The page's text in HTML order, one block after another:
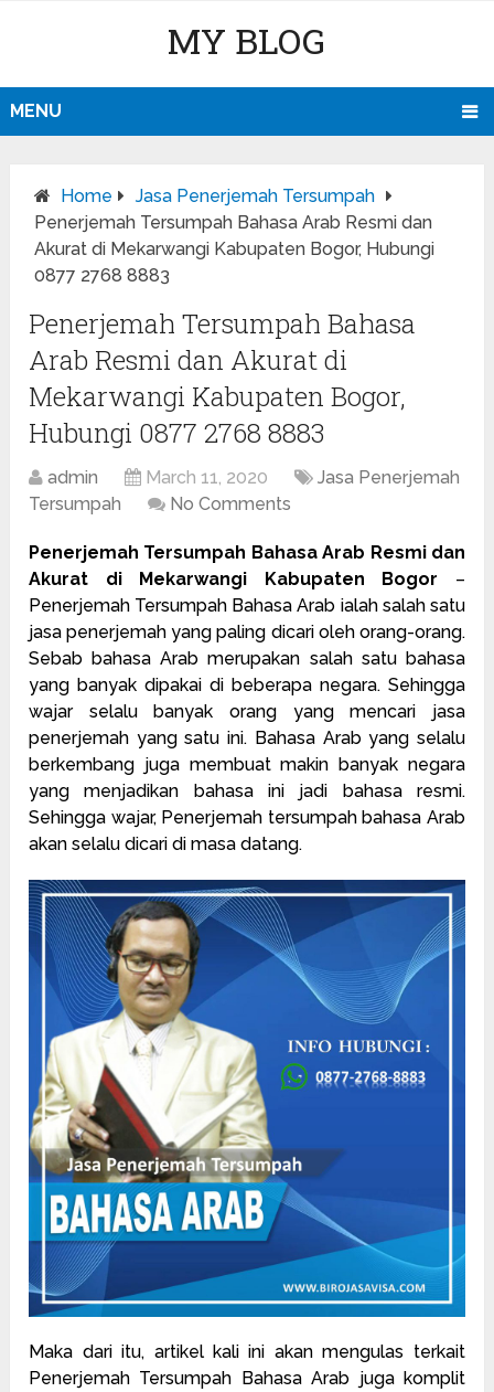
MY BLOG
MENU
Home
Jasa Penerjemah Tersumpah
Penerjemah Tersumpah Bahasa Arab Resmi dan
Akurat di Mekarwangi Kabupaten Bogor, Hubungi
0877 2768 8883
Penerjemah Tersumpah Bahasa
Arab Resmi dan Akurat di
Mekarwangi Kabupaten Bogor,
Hubungi 0877 2768 8883
admin March 11, 2020
Jasa Penerjemah
Tersumpah
No Comments
Penerjemah Tersumpah Bahasa Arab Resmi dan
Akurat di Mekarwangi Kabupaten Bogor –
Penerjemah Tersumpah Bahasa Arab ialah salah satu
jasa penerjemah yang paling dicari oleh orang-orang.
Sebab bahasa Arab merupakan salah satu bahasa
yang banyak dipakai di beberapa negara. Sehingga
wajar selalu banyak orang yang mencari jasa
penerjemah yang satu ini. Bahasa Arab yang selalu
berkembang juga membuat makin banyak negara
yang menjadikan bahasa ini jadi bahasa resmi.
Sehingga wajar, Penerjemah tersumpah bahasa Arab
akan selalu dicari di masa datang.
Maka dari itu, artikel kali ini akan mengulas terkait
Penerjemah Tersumpah Bahasa Arab juga komplit